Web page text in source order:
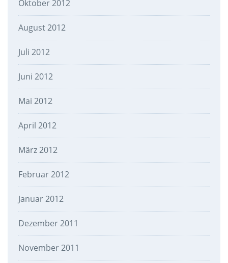
Oktober 2012
August 2012
Juli 2012
Juni 2012
Mai 2012
April 2012
März 2012
Februar 2012
Januar 2012
Dezember 2011
November 2011